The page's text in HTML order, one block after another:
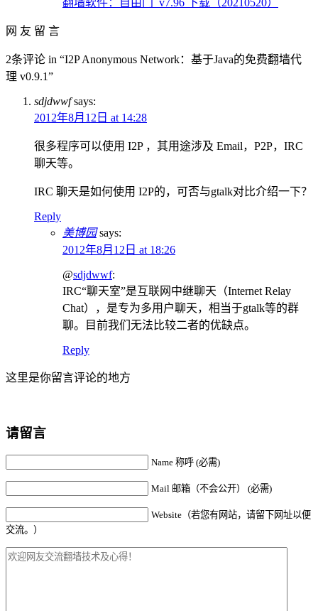
网 友 留 言
2条评论 in “I2P Anonymous Network：基于Java的免费翻墙代
理 v0.9.1”
sdjdwwf says:
2012年8月12日 at 14:28
很多程序可以使用 I2P ，其用途涉及 Email，P2P，IRC
聊天等。
IRC 聊天是如何使用 I2P的，可否与gtalk对比介绍一下？
Reply
美博园 says:
2012年8月12日 at 18:26
@sdjdwwf:
IRC“聊天室”是互联网中继聊天（Internet Relay
Chat），是专为多用户聊天，相当于gtalk等的群
聊。目前我们无法比较二者的优缺点。
Reply
这里是你留言评论的地方
请留言
Name 称呼 (必需)
Mail 邮箱（不会公开） (必需)
Website（若您有网站，请留下网址以便
交流。）